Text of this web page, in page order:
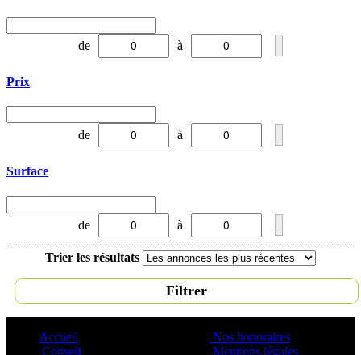
de à
Prix
de à
Surface
de à
Trier les résultats
Filtrer
Accueil
Conseil
Nos honoraires
Mentions légales